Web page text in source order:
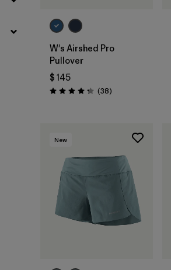
W's Airshed Pro
Pullover
$ 145
Valoración: 4.2 / 5
(38Comentarios
)
New